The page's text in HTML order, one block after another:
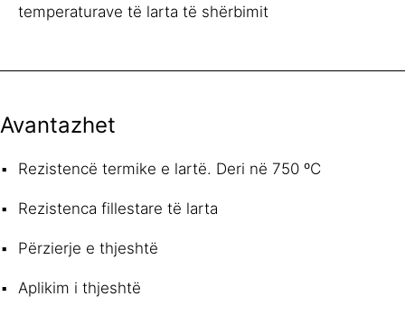
temperaturave të larta të shërbimit
Avantazhet
Rezistencë termike e lartë. Deri në 750 ºC
Rezistenca fillestare të larta
Përzierje e thjeshtë
Aplikim i thjeshtë